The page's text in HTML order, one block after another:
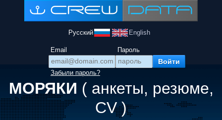
Русский English
Email Пароль
Забыли пароль?
МОРЯКИ ( анкеты, резюме,
CV )